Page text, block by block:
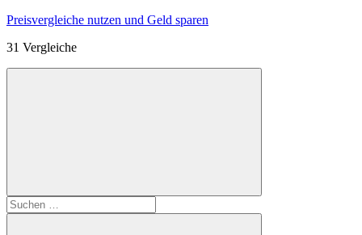
Zum
springen
Preisvergleiche nutzen und Geld sparen
31 Vergleiche
Suchen
nach: